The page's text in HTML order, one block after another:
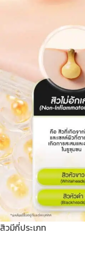
สิวมีกี่ประเภท